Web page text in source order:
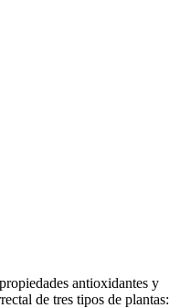
antioxidantes y
de tres tipos de plantas: